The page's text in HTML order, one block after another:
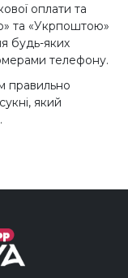
оплати та
та «Укрпоштою»
будь-яких
телефону.
правильно
який